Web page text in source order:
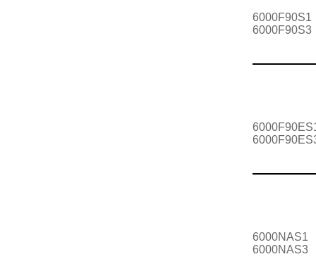
6000F90S1
6000F90S3
6000NAS1
6000NAS3